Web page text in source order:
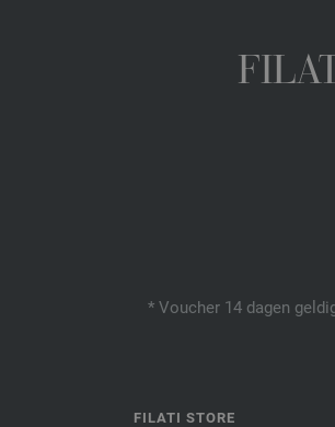
* Voucher 14 dagen
FILATI STORE